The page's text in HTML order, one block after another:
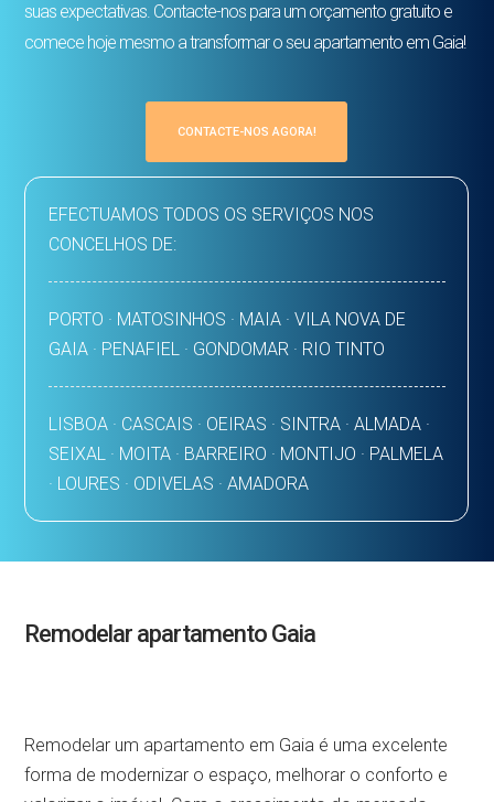
suas expectativas. Contacte-nos para um orçamento gratuito e
comece hoje mesmo a transformar o seu apartamento em Gaia!
CONTACTE-NOS AGORA!
EFECTUAMOS TODOS OS SERVIÇOS NOS
CONCELHOS DE:
PORTO · MATOSINHOS · MAIA · VILA NOVA DE
GAIA · PENAFIEL · GONDOMAR · RIO TINTO
LISBOA · CASCAIS · OEIRAS · SINTRA · ALMADA ·
SEIXAL · MOITA · BARREIRO · MONTIJO · PALMELA
· LOURES · ODIVELAS · AMADORA
Remodelar apartamento Gaia
Remodelar um apartamento em Gaia é uma excelente
forma de modernizar o espaço, melhorar o conforto e